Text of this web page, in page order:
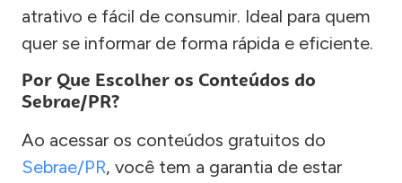
atrativo e fácil de consumir. Ideal para quem
quer se informar de forma rápida e eficiente.
Por Que Escolher os Conteúdos do
Sebrae/PR?
Ao acessar os conteúdos gratuitos do
Sebrae/PR, você tem a garantia de estar